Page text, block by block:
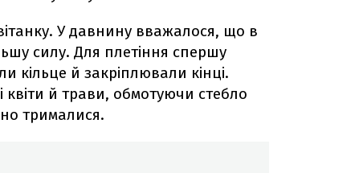
У давнину вважалося, що в
силу. Для плетіння спершу
кільце й закріплювали кінці.
квіти й трави, обмотуючи стебло
трималися.